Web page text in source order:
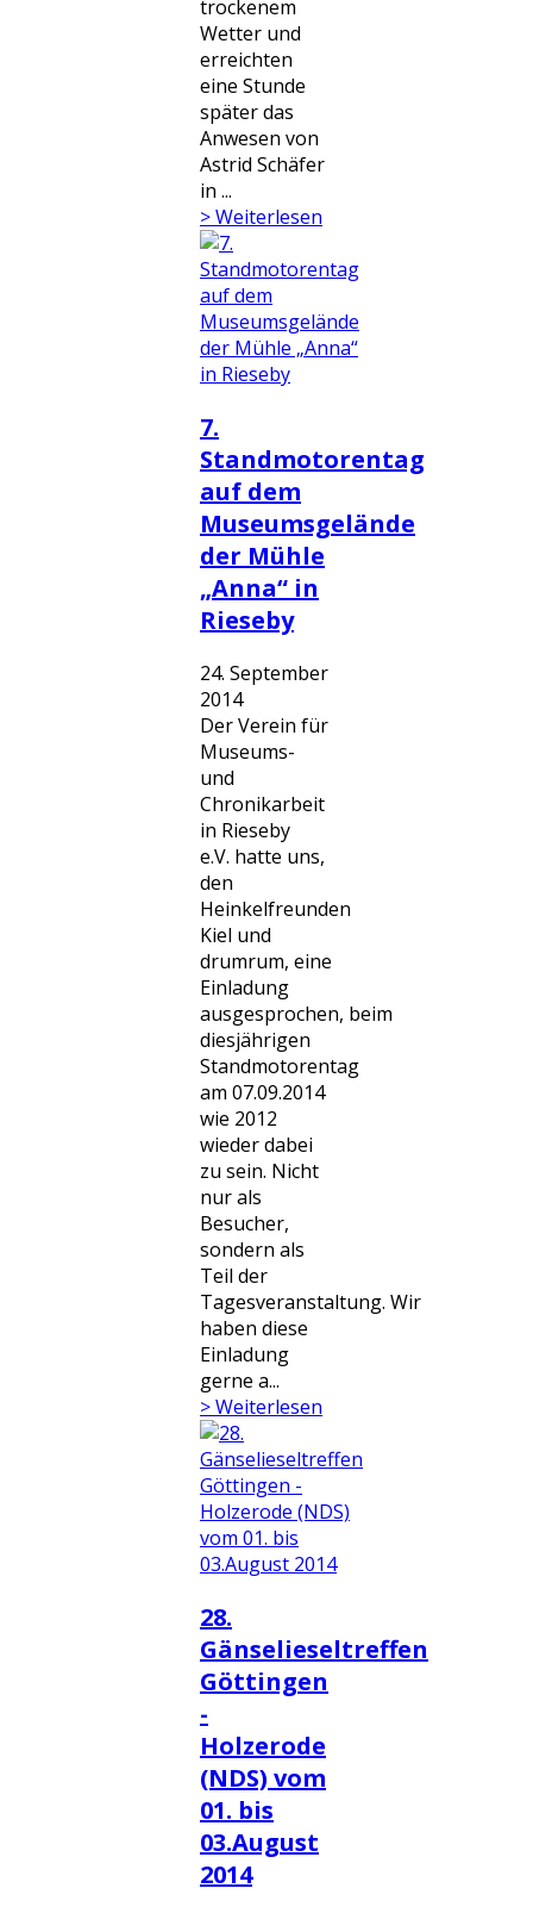
trockenem
Wetter und
erreichten
eine Stunde
später das
Anwesen von
Astrid Schäfer
in ...
> Weiterlesen
7.
Standmotorentag
auf dem
Museumsgelände
der Mühle
„Anna“ in
Rieseby
24. September
2014
Der Verein für
Museums-
und
Chronikarbeit
in Rieseby
e.V. hatte uns,
den
Heinkelfreunden
Kiel und
drumrum, eine
Einladung
ausgesprochen, beim
diesjährigen
Standmotorentag
am 07.09.2014
wie 2012
wieder dabei
zu sein. Nicht
nur als
Besucher,
sondern als
Teil der
Tagesveranstaltung. Wir
haben diese
Einladung
gerne a...
> Weiterlesen
28.
Gänselieseltreffen
Göttingen
-
Holzerode
(NDS) vom
01. bis
03.August
2014